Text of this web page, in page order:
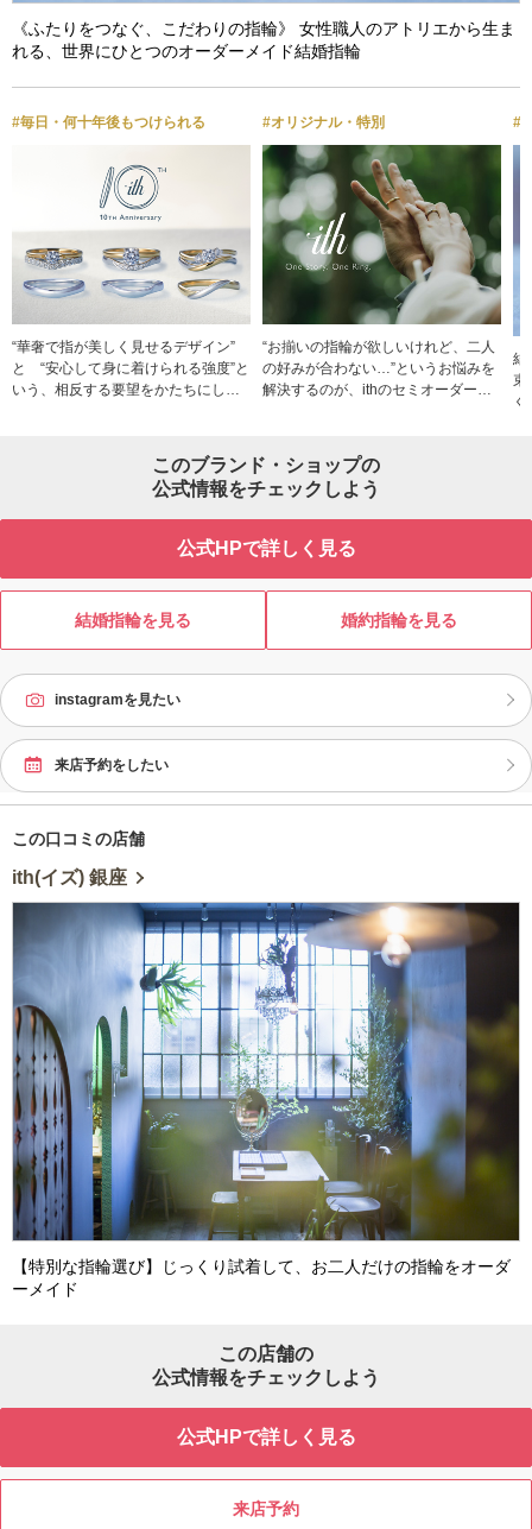
《ふたりをつなぐ、こだわりの指輪》 女性職人のアトリエから生ま
れる、世界にひとつのオーダーメイド結婚指輪
#毎日・何十年後もつけられる
“華奢で指が美しく見せるデザイン”
と “安心して身に着けられる強度”と
いう、相反する要望をかたちにした
リングの質実剛健なイメージを覆
す、細身のリングアームと植物のよ
うにしなやかなカーブフォルムが特
徴で、上品で洗練された印象と、指
にしっくり馴染む温かみを併せ持つ
デザインです。 ハナミズキ・椿・藤
の花という、日本の暮らしの中で親
シンプルで時代に左右されない恒久
の魅力と、どこか遊び心を感じさせ
輪をご紹介いたします。
#オリジナル・特別
“お揃いの指輪が欲しいけれど、二人
の好みが合わない…”というお悩みを
解決するのが、ithのセミオーダーで
び、お互いのセンスやお手元に合わ
せてそれぞれデザインにアレンジに
加えることができます。 お互いに妥
協せす納得して愛用できる、お二人
だけの特別な指輪づくりを叶えてみ
ませんか？
#
結
束
る
このブランド・ショップの
公式情報をチェックしよう
公式HPで詳しく見る
結婚指輪を見る 婚約指輪を見る
instagramを見たい
来店予約をしたい
この口コミの店舗
ith(イズ) 銀座
【特別な指輪選び】じっくり試着して、お二人だけの指輪をオーダ
ーメイド
この店舗の
公式情報をチェックしよう
公式HPで詳しく見る
来店予約